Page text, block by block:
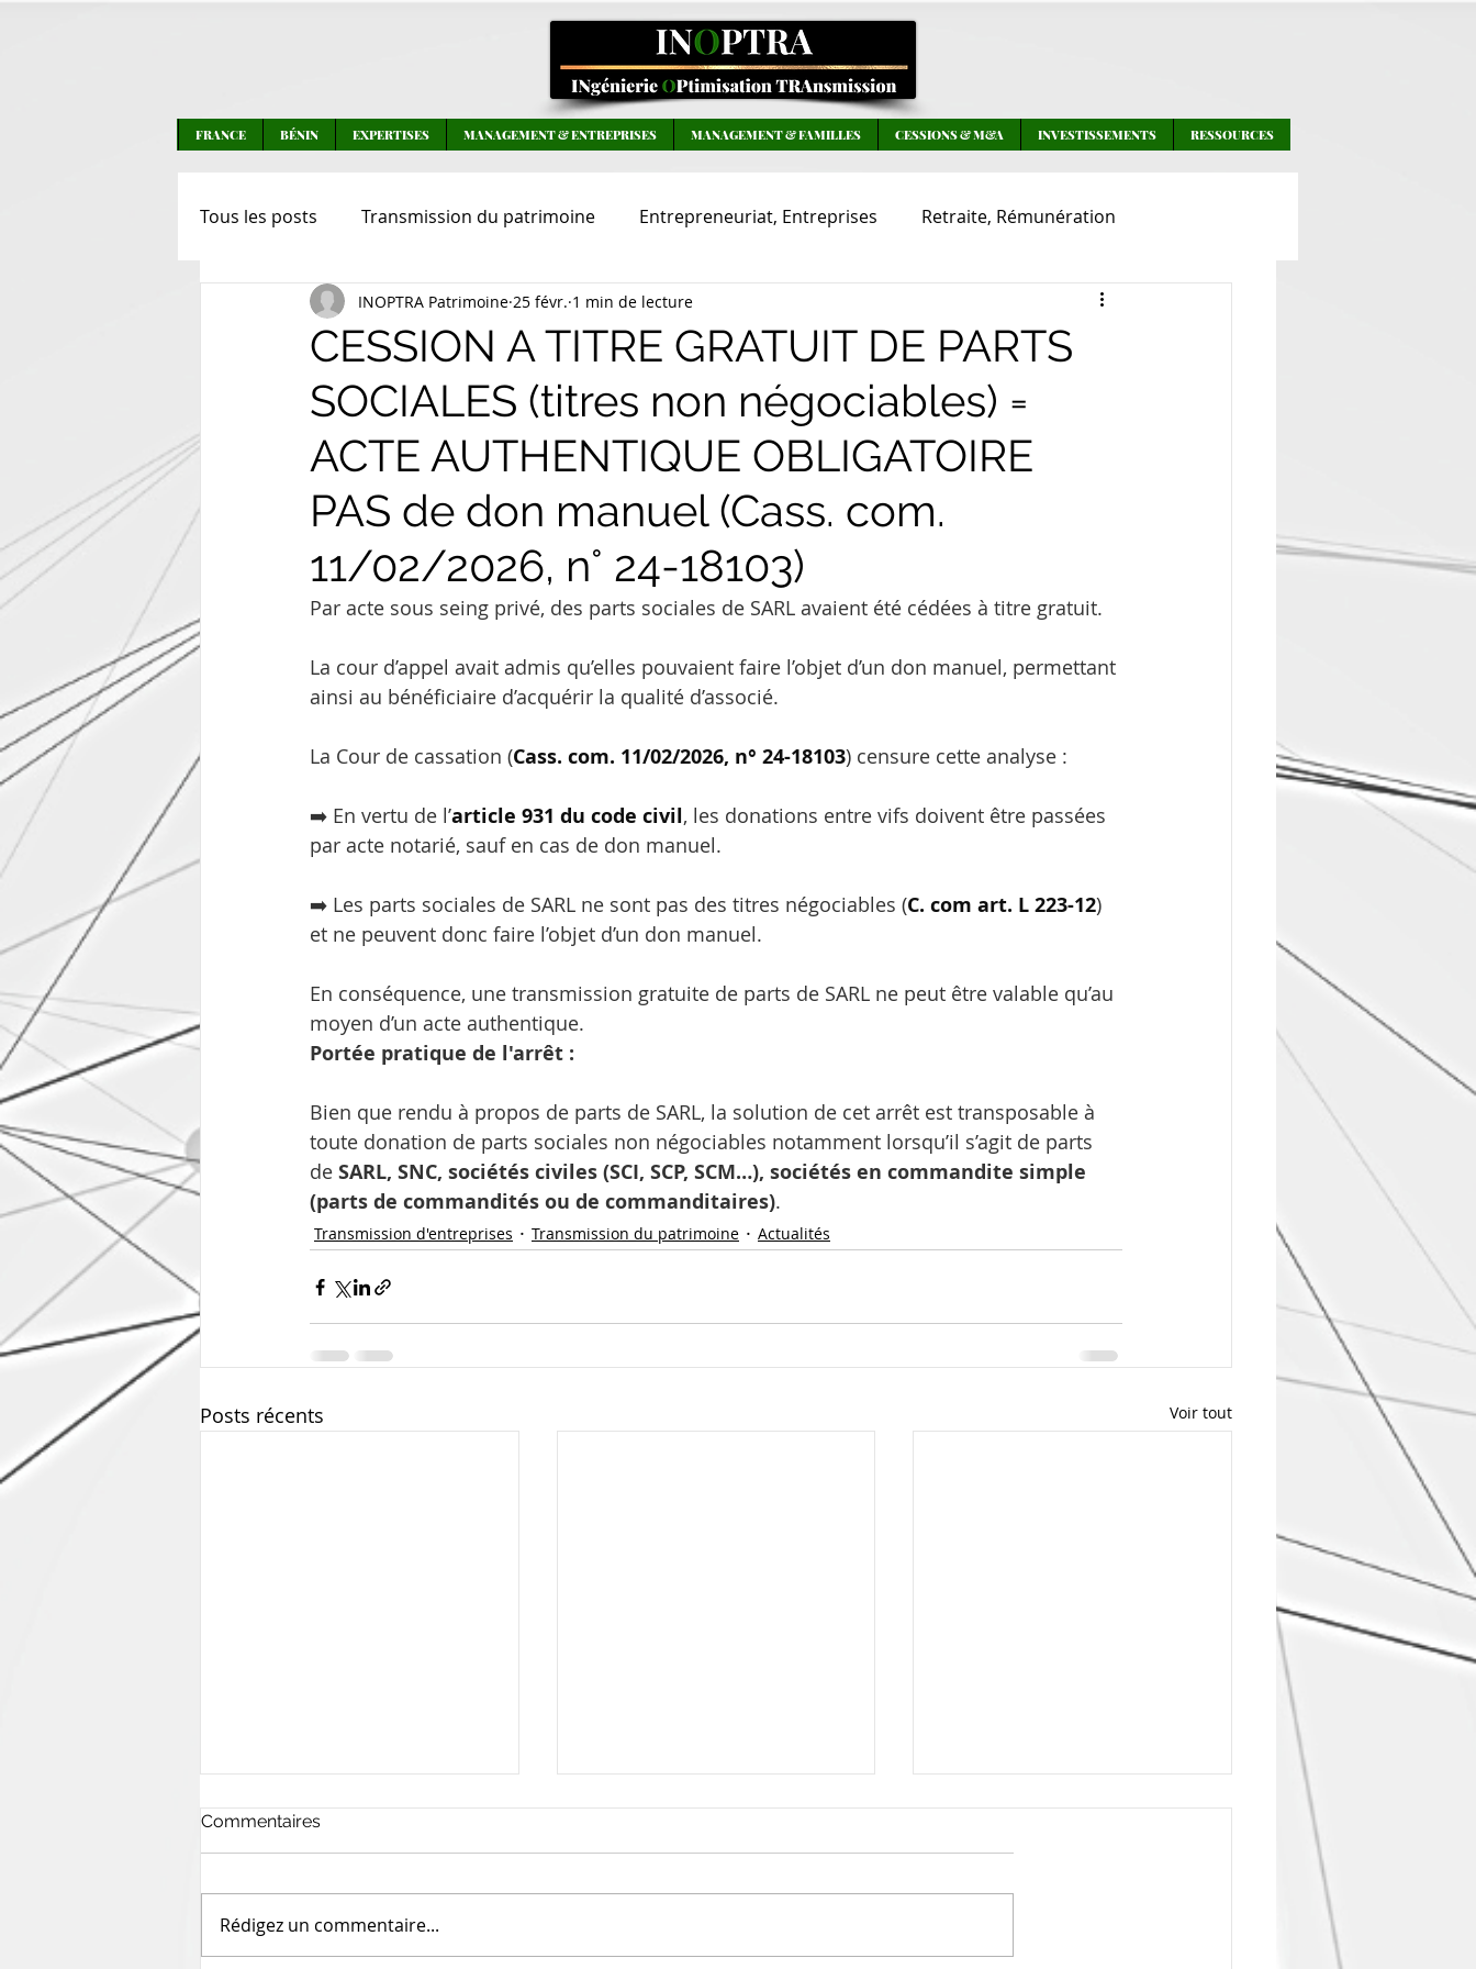
FRANCE BÉNIN EXPERTISES MANAGEMENT & ENTREPRISES MANAGEMENT & FAMILLES CESSIONS & M&A INVESTISSEMENTS RESSOURCES
Tous les posts Transmission du patrimoine Entrepreneuriat, Entreprises Retraite, Rémunération
Transmission d'entreprises Famille, Patrimoine Investissements
Transactions Actualités
CESSION A TITRE GRATUIT DE PARTS
SOCIALES (titres non négociables) =
ACTE AUTHENTIQUE OBLIGATOIRE
PAS de don manuel (Cass. com.
11/02/2026, n° 24-18103)
INOPTRA Patrimoine 25 févr. 1 min de lecture
Par acte sous seing privé, des parts sociales de SARL avaient été cédées à titre gratuit.
La cour d’appel avait admis qu’elles pouvaient faire l’objet d’un don manuel, permettant
ainsi au bénéficiaire d’acquérir la qualité d’associé.
La Cour de cassation (Cass. com. 11/02/2026, n° 24-18103) censure cette analyse :
➡️ En vertu de l’article 931 du code civil, les donations entre vifs doivent être passées
par acte notarié, sauf en cas de don manuel.
➡️ Les parts sociales de SARL ne sont pas des titres négociables (C. com art. L 223-12)
et ne peuvent donc faire l’objet d’un don manuel.
En conséquence, une transmission gratuite de parts de SARL ne peut être valable qu’au
moyen d’un acte authentique.
Portée pratique de l'arrêt :
Bien que rendu à propos de parts de SARL, la solution de cet arrêt est transposable à
toute donation de parts sociales non négociables notamment lorsqu’il s’agit de parts
de SARL, SNC, sociétés civiles (SCI, SCP, SCM…), sociétés en commandite simple
(parts de commandités ou de commanditaires).
Transmission d'entreprises Transmission du patrimoine Actualités
Posts récents Voir tout
Commentaires
Rédigez un commentaire...